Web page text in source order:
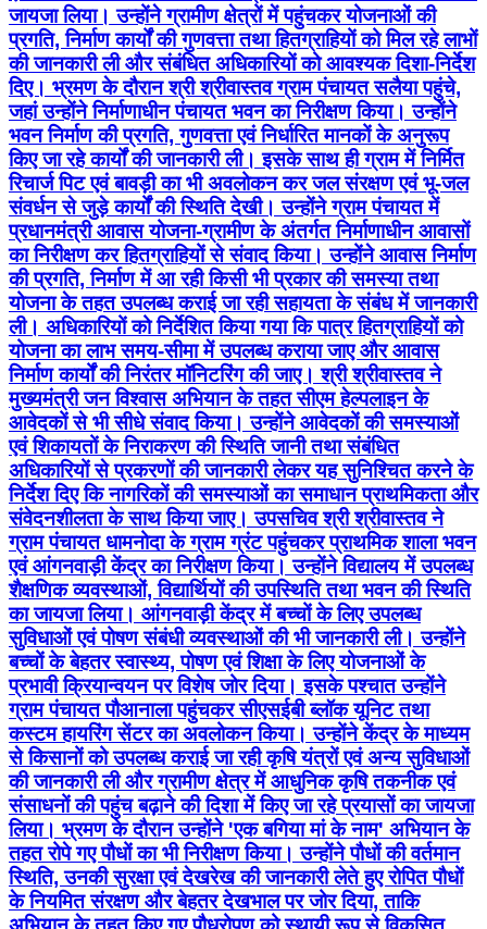
जायजा लिया। उन्होंने ग्रामीण क्षेत्रों में पहुंचकर योजनाओं की
प्रगति, निर्माण कार्यों की गुणवत्ता तथा हितग्राहियों को मिल रहे लाभों
की जानकारी ली और संबंधित अधिकारियों को आवश्यक दिशा-निर्देश
दिए। भ्रमण के दौरान श्री श्रीवास्तव ग्राम पंचायत सलैया पहुंचे,
जहां उन्होंने निर्माणाधीन पंचायत भवन का निरीक्षण किया। उन्होंने
भवन निर्माण की प्रगति, गुणवत्ता एवं निर्धारित मानकों के अनुरूप
किए जा रहे कार्यों की जानकारी ली। इसके साथ ही ग्राम में निर्मित
रिचार्ज पिट एवं बावड़ी का भी अवलोकन कर जल संरक्षण एवं भू-जल
संवर्धन से जुड़े कार्यों की स्थिति देखी। उन्होंने ग्राम पंचायत में
प्रधानमंत्री आवास योजना-ग्रामीण के अंतर्गत निर्माणाधीन आवासों
का निरीक्षण कर हितग्राहियों से संवाद किया। उन्होंने आवास निर्माण
की प्रगति, निर्माण में आ रही किसी भी प्रकार की समस्या तथा
योजना के तहत उपलब्ध कराई जा रही सहायता के संबंध में जानकारी
ली। अधिकारियों को निर्देशित किया गया कि पात्र हितग्राहियों को
योजना का लाभ समय-सीमा में उपलब्ध कराया जाए और आवास
निर्माण कार्यों की निरंतर मॉनिटरिंग की जाए। श्री श्रीवास्तव ने
मुख्यमंत्री जन विश्वास अभियान के तहत सीएम हेल्पलाइन के
आवेदकों से भी सीधे संवाद किया। उन्होंने आवेदकों की समस्याओं
एवं शिकायतों के निराकरण की स्थिति जानी तथा संबंधित
अधिकारियों से प्रकरणों की जानकारी लेकर यह सुनिश्चित करने के
निर्देश दिए कि नागरिकों की समस्याओं का समाधान प्राथमिकता और
संवेदनशीलता के साथ किया जाए। उपसचिव श्री श्रीवास्तव ने
ग्राम पंचायत धामनोदा के ग्राम ग्रंट पहुंचकर प्राथमिक शाला भवन
एवं आंगनवाड़ी केंद्र का निरीक्षण किया। उन्होंने विद्यालय में उपलब्ध
शैक्षणिक व्यवस्थाओं, विद्यार्थियों की उपस्थिति तथा भवन की स्थिति
का जायजा लिया। आंगनवाड़ी केंद्र में बच्चों के लिए उपलब्ध
सुविधाओं एवं पोषण संबंधी व्यवस्थाओं की भी जानकारी ली। उन्होंने
बच्चों के बेहतर स्वास्थ्य, पोषण एवं शिक्षा के लिए योजनाओं के
प्रभावी क्रियान्वयन पर विशेष जोर दिया। इसके पश्चात उन्होंने
ग्राम पंचायत पौआनाला पहुंचकर सीएसईबी ब्लॉक यूनिट तथा
कस्टम हायरिंग सेंटर का अवलोकन किया। उन्होंने केंद्र के माध्यम
से किसानों को उपलब्ध कराई जा रही कृषि यंत्रों एवं अन्य सुविधाओं
की जानकारी ली और ग्रामीण क्षेत्र में आधुनिक कृषि तकनीक एवं
संसाधनों की पहुंच बढ़ाने की दिशा में किए जा रहे प्रयासों का जायजा
लिया। भ्रमण के दौरान उन्होंने 'एक बगिया मां के नाम' अभियान के
तहत रोपे गए पौधों का भी निरीक्षण किया। उन्होंने पौधों की वर्तमान
स्थिति, उनकी सुरक्षा एवं देखरेख की जानकारी लेते हुए रोपित पौधों
के नियमित संरक्षण और बेहतर देखभाल पर जोर दिया, ताकि